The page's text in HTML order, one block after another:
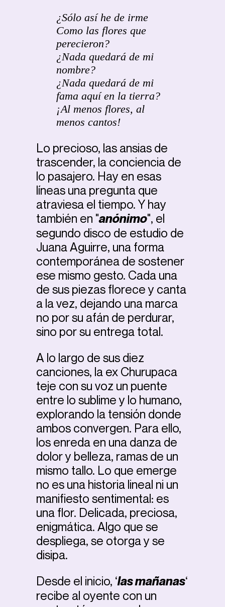
¿Sólo así he de irme
Como las flores que
perecieron?
¿Nada quedará de mi
nombre?
¿Nada quedará de mi
fama aquí en la tierra?
¡Al menos flores, al
menos cantos!
Lo precioso, las ansias de
trascender, la conciencia de
lo pasajero. Hay en esas
líneas una pregunta que
atraviesa el tiempo. Y hay
también en "anónimo", el
segundo disco de estudio de
Juana Aguirre, una forma
contemporánea de sostener
ese mismo gesto. Cada una
de sus piezas florece y canta
a la vez, dejando una marca
no por su afán de perdurar,
sino por su entrega total.
A lo largo de sus diez
canciones, la ex Churupaca
teje con su voz un puente
entre lo sublime y lo humano,
explorando la tensión donde
ambos convergen. Para ello,
los enreda en una danza de
dolor y belleza, ramas de un
mismo tallo. Lo que emerge
no es una historia lineal ni un
manifiesto sentimental: es
una flor. Delicada, preciosa,
enigmática. Algo que se
despliega, se otorga y se
disipa.
Desde el inicio, ‘las mañanas‘
recibe al oyente con un